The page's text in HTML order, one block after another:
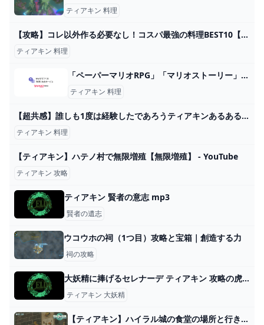
ティアキン 料理
【攻略】コレ以外作る必要なし！コスパ最強の料理BEST10【ゼルダの伝説 ブレスオブザワイルド】 - YouTube
ティアキン 料理
「ペーパーマリオRPG」「マリオストーリー」に「料理」がありま... - Yahoo!知恵袋
ティアキン 料理
【超共感】誰しも1度は経験したであろうティアキンあるある20連発【ゼルダの伝説ティアーズオブザキングダム】 - YouTube
ティアキン 料理
【ティアキン】ハテノ村で無限増殖【無限増殖】 - YouTube
ティアキン 攻略
ティアキン 賢者の意志 mp3
賢者の遺志
ウコウホの祠（1つ目）攻略と宝箱｜創造する力
祠の攻略
大妖精に捧げるセレナーデ ティアキン 攻略の虎（ゼルダ ティアーズオブザキングダム）
ティアキン 大妖精
【ティアキン】ハイラル城の食堂の場所と行き方【ゼルダの伝説ティアーズオブザキングダム】 - 神ゲー攻略